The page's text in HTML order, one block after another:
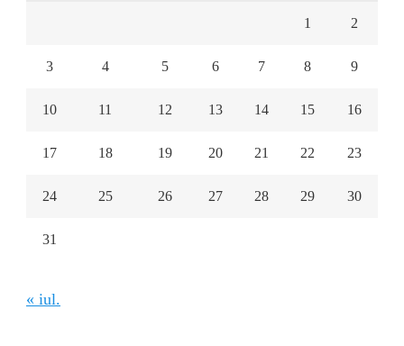
1 2
3 4 5 6 7 8 9
10 11 12 13 14 15 16
17 18 19 20 21 22 23
24 25 26 27 28 29 30
31
« iul.